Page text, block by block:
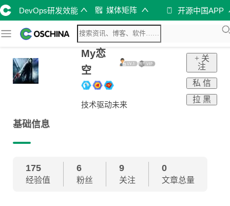
DevOps研发效能 媒体矩阵 开源中国APP
My恋
空
技术驱动未来
+ 关
注
私 信
拉 黑
基础信息
175
经验值
6
粉丝
9
关注
0
文章总量